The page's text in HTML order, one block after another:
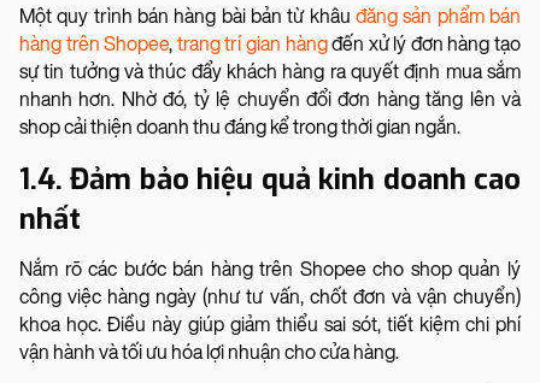
Một quy trình bán hàng bài bản từ khâu đăng sản phẩm bán
hàng trên Shopee, trang trí gian hàngđến xử lý đơn hàng tạo
sự tin tưởng và thúc đẩy khách hàng ra quyết định mua sắm
nhanh hơn. Nhờ đó, tỷ lệ chuyển đổi đơn hàng tăng lên và
shop cải thiện doanh thu đáng kể trong thời gian ngắn.
1.4. Đảm bảo hiệu quả kinh doanh cao
nhất
Nắm rõ các bước bán hàng trên Shopee cho shop quản lý
công việc hàng ngày (như tư vấn, chốt đơn và vận chuyển)
khoa học. Điều này giúp giảm thiểu sai sót, tiết kiệm chi phí
vận hành và tối ưu hóa lợi nhuận cho cửa hàng.